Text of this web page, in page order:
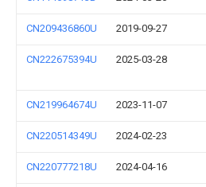
CN209436860U 2019-09-27
CN222675394U 2025-03-28
CN219964674U 2023-11-07
CN220514349U 2024-02-23
CN220777218U 2024-04-16